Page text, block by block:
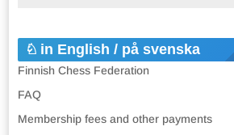
in English / på svenska
Finnish Chess Federation
FAQ
Membership fees and other payments